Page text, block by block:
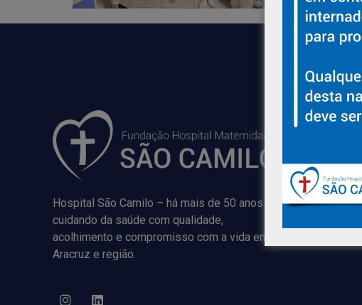
Hospital São Camilo – há mais de 50 anos
cuidando da saúde com qualidade,
acolhimento e compromisso com a vida em
Aracruz e região.
Sobre
Políticas
Blog